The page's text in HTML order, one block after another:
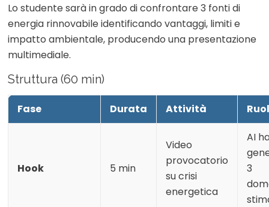
Lo studente sarà in grado di confrontare 3 fonti di
energia rinnovabile identificando vantaggi, limiti e
impatto ambientale, producendo una presentazione
multimediale.
Struttura (60 min)
Fase Durata Attività
Hook 5 min
Video
provocatorio
su crisi
energetica
AI
3